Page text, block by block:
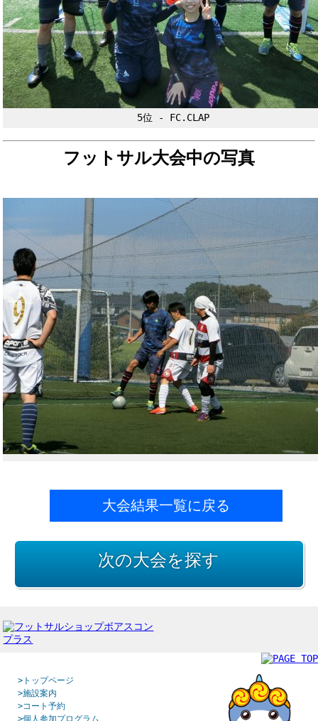
5位 - FC.CLAP
フットサル大会中の写真
大会結果一覧に戻る
次の大会を探す
>トップページ
>施設案内
>コート予約